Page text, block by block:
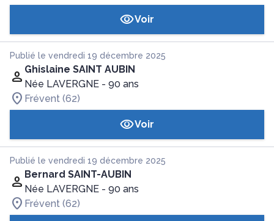
Voir
Publié le vendredi 19 décembre 2025
Ghislaine SAINT AUBIN
Née LAVERGNE - 90 ans
Frévent (62)
Voir
Publié le vendredi 19 décembre 2025
Bernard SAINT-AUBIN
Née LAVERGNE - 90 ans
Frévent (62)